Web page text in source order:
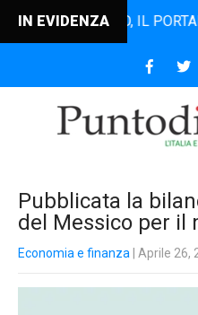
IN EVIDENZAIL PORTALE
Pubblicata la
del Messico per il
Economia e finanza | Aprile 26,